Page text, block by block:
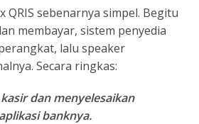
QRIS sebenarnya simpel. Begitu
membayar, sistem penyedia
lalu speaker
Secara ringkas:
dan menyelesaikan
banknya.